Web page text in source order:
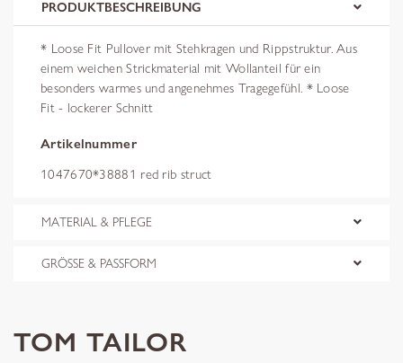
PRODUKTBESCHREIBUNG
* Loose Fit Pullover mit Stehkragen und Rippstruktur. Aus
einem weichen Strickmaterial mit Wollanteil für ein
besonders warmes und angenehmes Tragegefühl. * Loose
Fit - lockerer Schnitt
Artikelnummer
1047670*38881 red rib struct
MATERIAL & PFLEGE
GRÖSSE & PASSFORM
TOM TAILOR